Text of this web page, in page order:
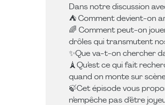
Dans notre discussion
⛺️ Comment devient-on
🌈 Comment peut-on
drôles qui transmutent
✨️Que va-t-on chercher
🗼Qu’est ce qui fait
quand on monte sur
🍃Cet épisode vous
n’empêche pas d’être